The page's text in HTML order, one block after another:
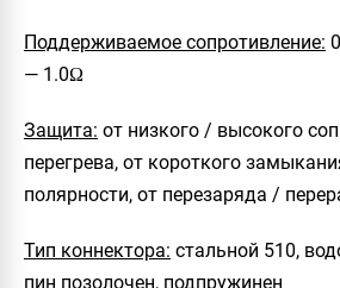
Поддерживаемое сопротивление:
— 1.0Ω
Защита: от низкого / высокого
перегрева, от короткого
полярности, от перезаряда /
Тип коннектора: стальной 510,
пин позолочен, подпружинен